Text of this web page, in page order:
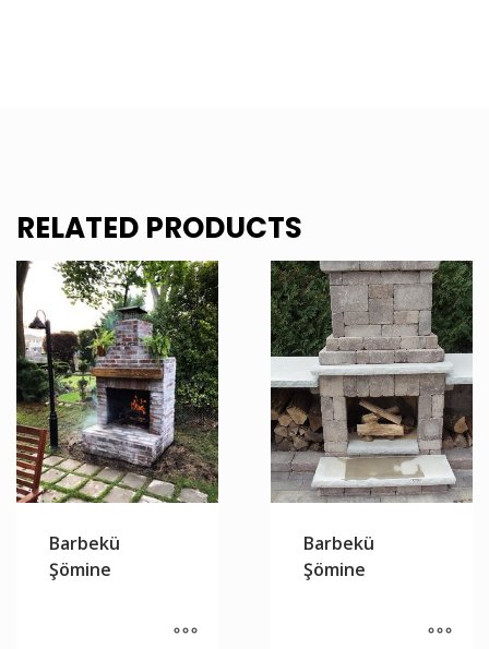
RELATED PRODUCTS
Barbekü
Şömine
Barbekü
Şömine